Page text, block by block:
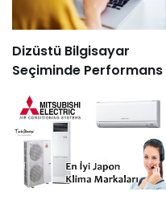
Dizüstü Bilgisayar
Seçiminde Performans